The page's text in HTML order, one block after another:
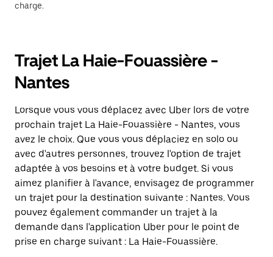
charge.
Trajet La Haie-Fouassière -
Nantes
Lorsque vous vous déplacez avec Uber lors de votre
prochain trajet La Haie-Fouassière - Nantes, vous
avez le choix. Que vous vous déplaciez en solo ou
avec d'autres personnes, trouvez l'option de trajet
adaptée à vos besoins et à votre budget. Si vous
aimez planifier à l'avance, envisagez de programmer
un trajet pour la destination suivante : Nantes. Vous
pouvez également commander un trajet à la
demande dans l'application Uber pour le point de
prise en charge suivant : La Haie-Fouassière.